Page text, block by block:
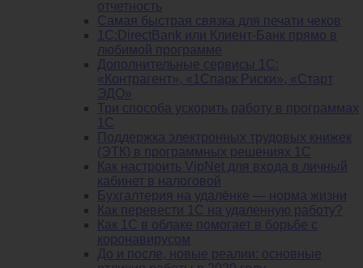
отчетность
Самая быстрая связка для печати чеков
1С:DirectBank или Клиент-Банк прямо в
любимой программе
Дополнительные сервисы 1С:
«Контрагент», «1Спарк Риски», «Старт
ЭДО»
Три способа ускорить работу в программах
1С
Поддержка электронных трудовых книжек
(ЭТК) в программных решениях 1С
Как настроить VipNet для входа в личный
кабинет в налоговой
Бухгалтерия на удалёнке — норма жизни
Как перевести 1С на удаленную работу?
Как 1С в облаке помогает в борьбе с
коронавирусом
До и после, новые реалии: основные